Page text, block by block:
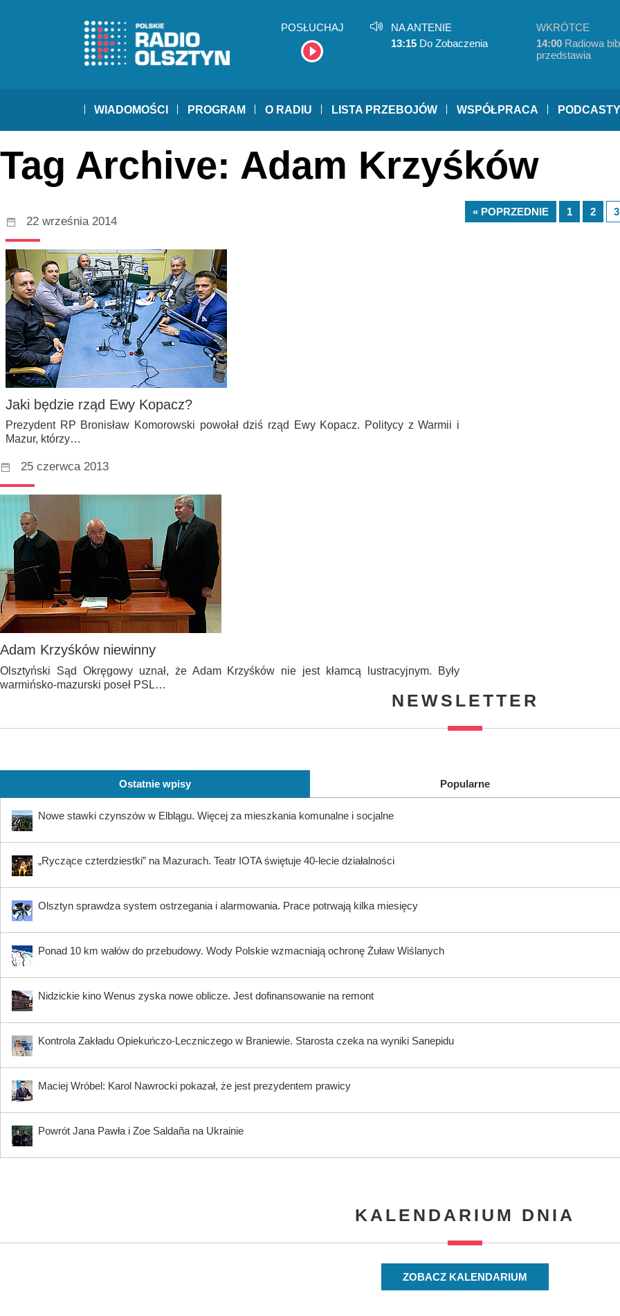
POSŁUCHAJ
NA ANTENIE
13:15 Do Zobaczenia
WKRÓTCE
14:00 Radiowa
przedstawia
WIADOMOŚCI PROGRAM O RADIU LISTA PRZEBOJÓW WSPÓŁPRACA PODCASTY
Tag Archive: Adam Krzyśków
22 września 2014
Jaki będzie rząd Ewy Kopacz?
Prezydent RP Bronisław Komorowski powołał dziś rząd Ewy Kopacz. Politycy z Warmii i
Mazur, którzy…
25 czerwca 2013
Adam Krzyśków niewinny
Olsztyński Sąd Okręgowy uznał, że Adam Krzyśków nie jest kłamcą lustracyjnym. Były
warmińsko-mazurski poseł PSL…
« POPRZEDNIE 1 2 3
NEWSLETTER
Ostatnie wpisy Popularne
Nowe stawki czynszów w Elblągu. Więcej za mieszkania komunalne i socjalne
„Ryczące czterdziestki” na Mazurach. Teatr IOTA świętuje 40-lecie działalności
Olsztyn sprawdza system ostrzegania i alarmowania. Prace potrwają kilka miesięcy
Ponad 10 km wałów do przebudowy. Wody Polskie wzmacniają ochronę Żuław Wiślanych
Nidzickie kino Wenus zyska nowe oblicze. Jest dofinansowanie na remont
Kontrola Zakładu Opiekuńczo-Leczniczego w Braniewie. Starosta czeka na wyniki Sanepidu
Maciej Wróbel: Karol Nawrocki pokazał, że jest prezydentem prawicy
Powrót Jana Pawła i Zoe Saldaña na Ukrainie
KALENDARIUM DNIA
ZOBACZ KALENDARIUM